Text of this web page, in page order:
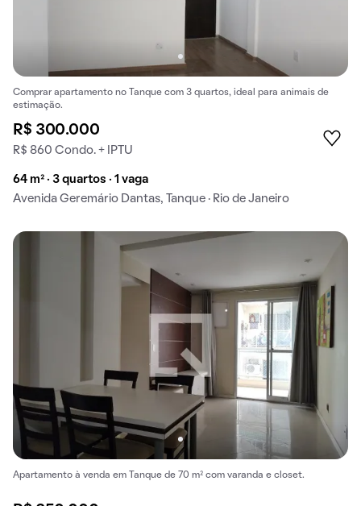
Comprar apartamento no Tanque com 3 quartos, ideal para animais de
estimação.
R$ 300.000
R$ 860 Condo. + IPTU
64 m² · 3 quartos · 1 vaga
Avenida Geremário Dantas, Tanque · Rio de Janeiro
Apartamento à venda em Tanque de 70 m² com varanda e closet.